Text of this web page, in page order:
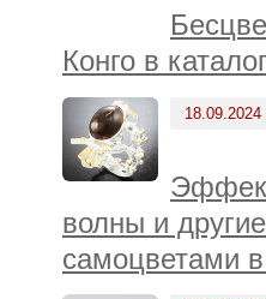
Конго в
18.09.2024
волны и
самоцветами